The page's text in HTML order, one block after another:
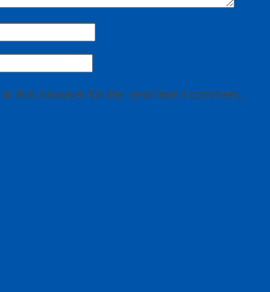
this browser for the next time I comment.